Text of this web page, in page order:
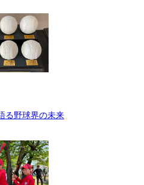
る野球界の未来